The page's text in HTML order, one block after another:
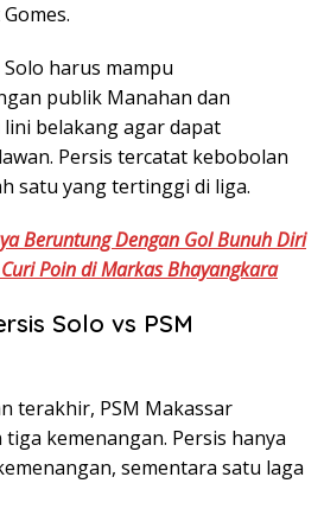
harus mampu
publik Manahan dan
belakang agar dapat
Persis tercatat kebobolan
satu yang tertinggi di liga.
Beruntung Dengan Gol Bunuh Diri
Poin di Markas Bhayangkara
Solo vs PSM
terakhir, PSM Makassar
kemenangan. Persis hanya
sementara satu laga